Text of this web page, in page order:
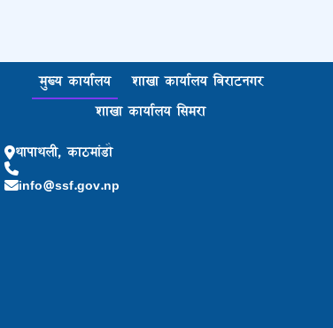
मुख्य कार्यालय
शाखा कार्यालय बिराटनगर
शाखा कार्यालय सिमरा
थापाथली, काठमांडौ
info@ssf.gov.np